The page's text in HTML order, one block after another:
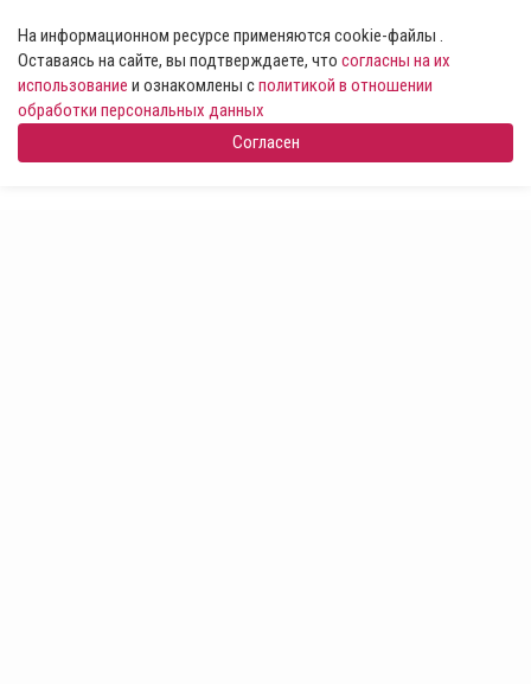
На информационном ресурсе применяются cookie-файлы .
Оставаясь на сайте, вы подтверждаете, что согласны на их
использование и ознакомлены сполитикой в отношении
обработки персональных данных
Согласен